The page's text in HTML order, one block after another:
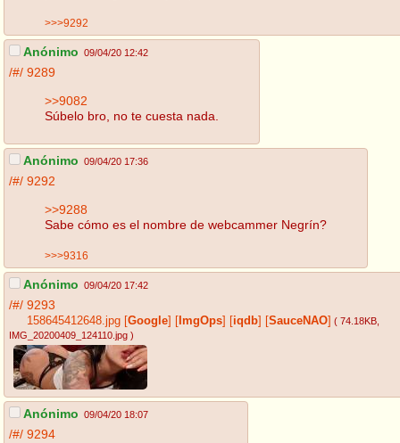
>>>9292
Anónimo 09/04/20 12:42
/#/ 9289
>>9082
Súbelo bro, no te cuesta nada.
Anónimo 09/04/20 17:36
/#/ 9292
>>9288
Sabe cómo es el nombre de webcammer Negrín?
>>>9316
Anónimo 09/04/20 17:42
/#/ 9293
158645412648.jpg Google ImgOps iqdb SauceNAO ( 74.18KB
IMG_20200409_124110.jpg )
Anónimo 09/04/20 18:07
/#/ 9294